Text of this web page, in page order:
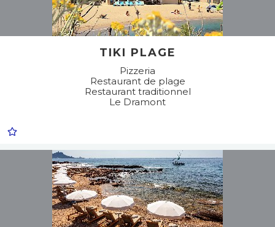
TIKI PLAGE
Pizzeria
Restaurant de plage
Restaurant traditionnel
Le Dramont